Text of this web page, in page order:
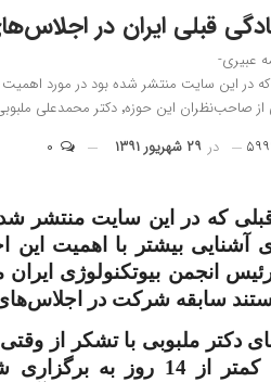
قبلی ایران در
عبیری-
که در این سایت منتشر شده بود در مورد
ملبوبی رئیس انجمن بیوتکنولوژی ایران می‌نشینیم. دکتر ملبوبی علاوه بر اینکه …
در ۲۹ شهریور ۱۳۹۱
که در این سایت منتشر
انجمن بیوتکنولوژی
سابقه شرکت در
دکتر ملبوبی با تشکر از وقتی
به اینکه کمتر از 14